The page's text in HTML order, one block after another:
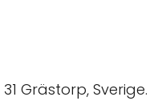
Grästorp, Sverige.